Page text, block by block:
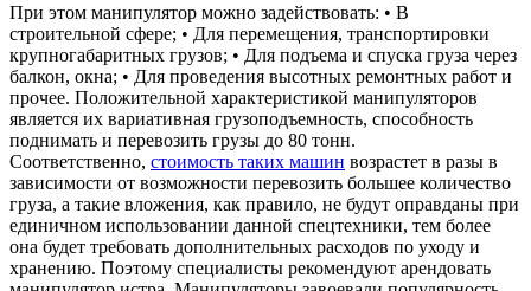
При этом манипулятор можно задействовать: • В
строительной сфере; • Для перемещения, транспортировки
крупногабаритных грузов; • Для подъема и спуска груза через
балкон, окна; • Для проведения высотных ремонтных работ и
прочее. Положительной характеристикой манипуляторов
является их вариативная грузоподъемность, способность
поднимать и перевозить грузы до 80 тонн.
Соответственно, стоимость таких машин возрастет в разы в
зависимости от возможности перевозить большее количество
груза, а такие вложения, как правило, не будут оправданы при
единичном использовании данной спецтехники, тем более
она будет требовать дополнительных расходов по уходу и
хранению. Поэтому специалисты рекомендуют арендовать